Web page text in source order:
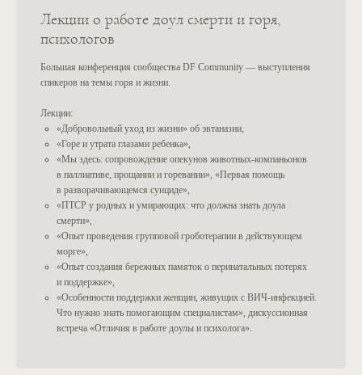
Лекции о работе доул смерти и горя,
психологов
Большая конференция сообщества DF Community — выступления
спикеров на темы горя и жизни.
Лекции:
«Добровольный уход из жизни» об эвтаназии,
«Горе и утрата глазами ребенка»,
«Мы здесь: сопровождение опекунов животных-компаньонов
в паллиативе, прощании и горевании», «Первая помощь
в разворачивающемся суициде»,
«ПТСР у родных и умирающих: что должна знать доула
смерти»,
«Опыт проведения групповой гроботерапии в действующем
морге»,
«Опыт создания бережных памяток о перинатальных потерях
и поддержке»,
«Особенности поддержки женщин, живущих с ВИЧ-инфекцией.
Что нужно знать помогающим специалистам», дискуссионная
встреча «Отличия в работе доулы и психолога».
брать у наставников курса
супервизии?
Предоставляете ли вы
DEATH FOUNDATION
О доульстве
Информация по умиранию
Информация по гореванию
Присоединиться к реестру